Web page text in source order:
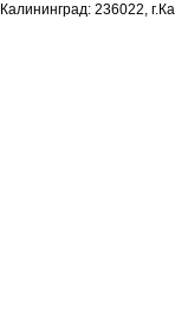
236022,